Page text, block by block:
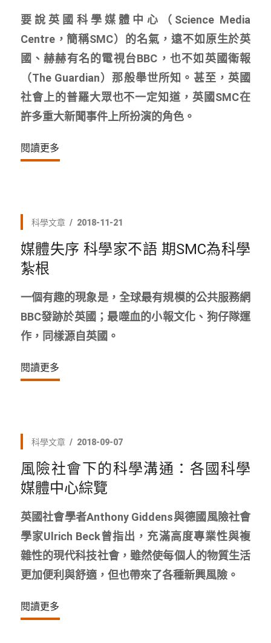
要說英國科學媒體中心（Science Media
Centre，簡稱SMC）的名氣，遠不如原生於英
國、赫赫有名的電視台BBC，也不如英國衛報
（The Guardian）那般舉世所知。甚至，英國
社會上的普羅大眾也不一定知道，英國SMC在
許多重大新聞事件上所扮演的角色。
閱讀更多
科學文章 2018-11-21
媒體失序 科學家不語 期SMC為科學
紮根
一個有趣的現象是，全球最有規模的公共服務網
BBC發跡於英國；最噬血的小報文化、狗仔隊運
作，同樣源自英國。
閱讀更多
科學文章 2018-09-07
風險社會下的科學溝通：各國科學
媒體中心綜覽
英國社會學者Anthony Giddens與德國風險社會
學家Ulrich Beck曾指出，充滿高度專業性與複
雜性的現代科技社會，雖然使每個人的物質生活
更加便利與舒適，但也帶來了各種新興風險。
閱讀更多